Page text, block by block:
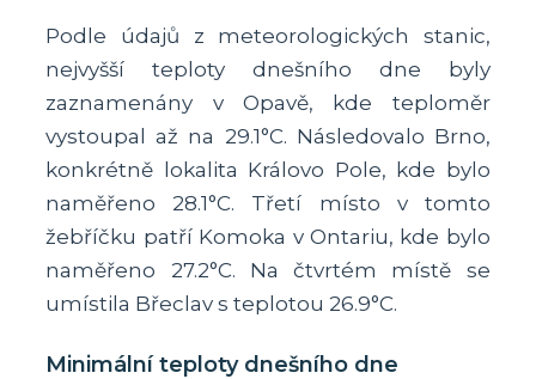
Podle údajů z meteorologických stanic,
nejvyšší teploty dnešního dne byly
zaznamenány v Opavě, kde teploměr
vystoupal až na 29.1°C. Následovalo Brno,
konkrétně lokalita Královo Pole, kde bylo
naměřeno 28.1°C. Třetí místo v tomto
žebříčku patří Komoka v Ontariu, kde bylo
naměřeno 27.2°C. Na čtvrtém místě se
umístila Břeclav s teplotou 26.9°C.
Minimální teploty dnešního dne